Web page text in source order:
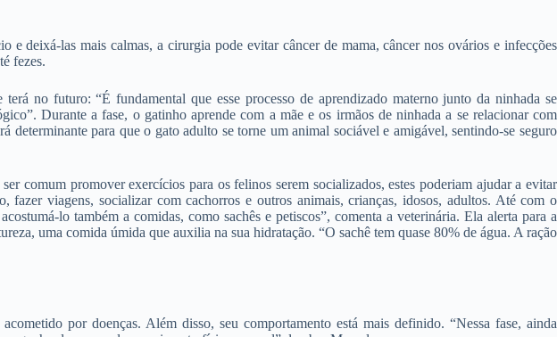
deixá-las mais calmas, a cirurgia pode evitar câncer de mama, câncer nos ovários e infecções
fezes.
no futuro: “É fundamental que esse processo de aprendizado materno junto da ninhada se
Durante a fase, o gatinho aprende com a mãe e os irmãos de ninhada a se relacionar com
determinante para que o gato adulto se torne um animal sociável e amigável, sentindo-se seguro
comum promover exercícios para os felinos serem socializados, estes poderiam ajudar a evitar
viagens, socializar com cachorros e outros animais, crianças, idosos, adultos. Até com o
lo também a comidas, como sachês e petiscos”, comenta a veterinária. Ela alerta para a
uma comida úmida que auxilia na sua hidratação. “O sachê tem quase 80% de água. A ração
por doenças. Além disso, seu comportamento está mais definido. “Nessa fase, ainda